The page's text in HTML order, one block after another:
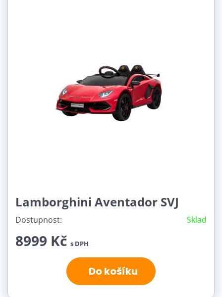
Lamborghini Aventador SVJ
Dostupnost: Sklad
8999 Kč s DPH
Do košíku